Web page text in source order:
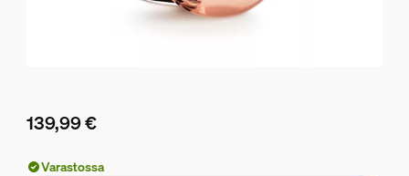
139,99 €
Varastossa